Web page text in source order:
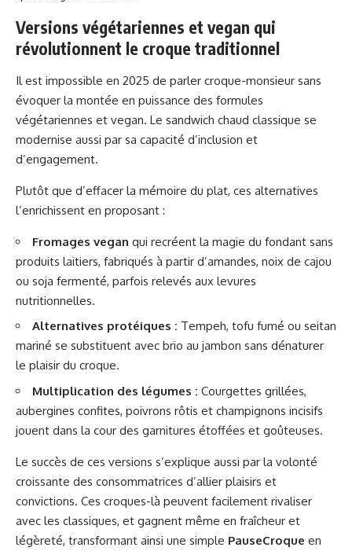
Versions végétariennes et vegan qui
révolutionnent le croque traditionnel
Il est impossible en 2025 de parler croque-monsieur sans
évoquer la montée en puissance des formules
végétariennes et vegan. Le sandwich chaud classique se
modernise aussi par sa capacité d’inclusion et
d’engagement.
Plutôt que d’effacer la mémoire du plat, ces alternatives
l’enrichissent en proposant :
Fromages vegan qui recréent la magie du fondant sans
produits laitiers, fabriqués à partir d’amandes, noix de cajou
ou soja fermenté, parfois relevés aux levures
nutritionnelles.
Alternatives protéiques : Tempeh, tofu fumé ou seitan
mariné se substituent avec brio au jambon sans dénaturer
le plaisir du croque.
Multiplication des légumes : Courgettes grillées,
aubergines confites, poivrons rôtis et champignons incisifs
jouent dans la cour des garnitures étoffées et goûteuses.
Le succès de ces versions s’explique aussi par la volonté
croissante des consommatrices d’allier plaisirs et
convictions. Ces croques-là peuvent facilement rivaliser
avec les classiques, et gagnent même en fraîcheur et
légèreté, transformant ainsi une simple PauseCroque en